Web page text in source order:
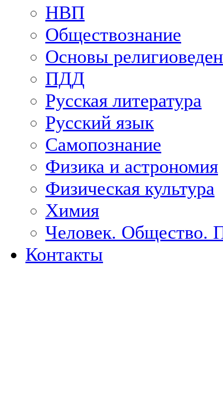
НВП
Обществознание
Основы
ПДД
Русская литература
Русский язык
Самопознание
Физика и астрономия
Физическая культура
Химия
Человек. Общество.
Контакты